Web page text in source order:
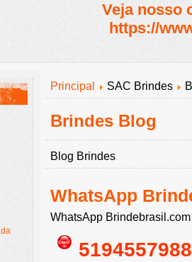
Veja nosso
https://
Principal SAC Brindes
Brindes Blog
Blog Brindes
WhatsApp
WhatsApp
5194557988